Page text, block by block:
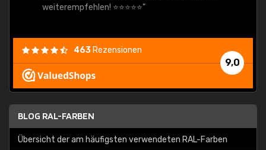
weiterempfehlen! ⭐⭐⭐⭐⭐"
9,0
463 Rezensionen
BLOG RAL-FARBEN
Übersicht der am häufigsten verwendeten RAL-Farben